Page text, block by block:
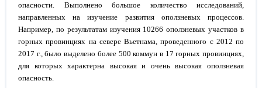
опасности. Выполнено большое количество исследований,
направленных на изучение развития оползневых процессов.
Например, по результатам изучения 10266 оползневых участков в
горных провинциях на севере Вьетнама, проведенного с 2012 по
2017 г., было выделено более 500 коммун в 17 горных провинциях,
для которых характерна высокая и очень высокая оползневая
опасность.